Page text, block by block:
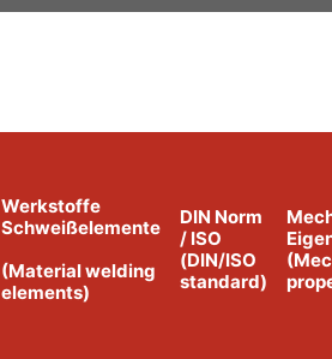
Werkstoffe
Schweißelemente
(Material welding
elements)
DIN Norm
/ ISO
(DIN/ISO
standard)